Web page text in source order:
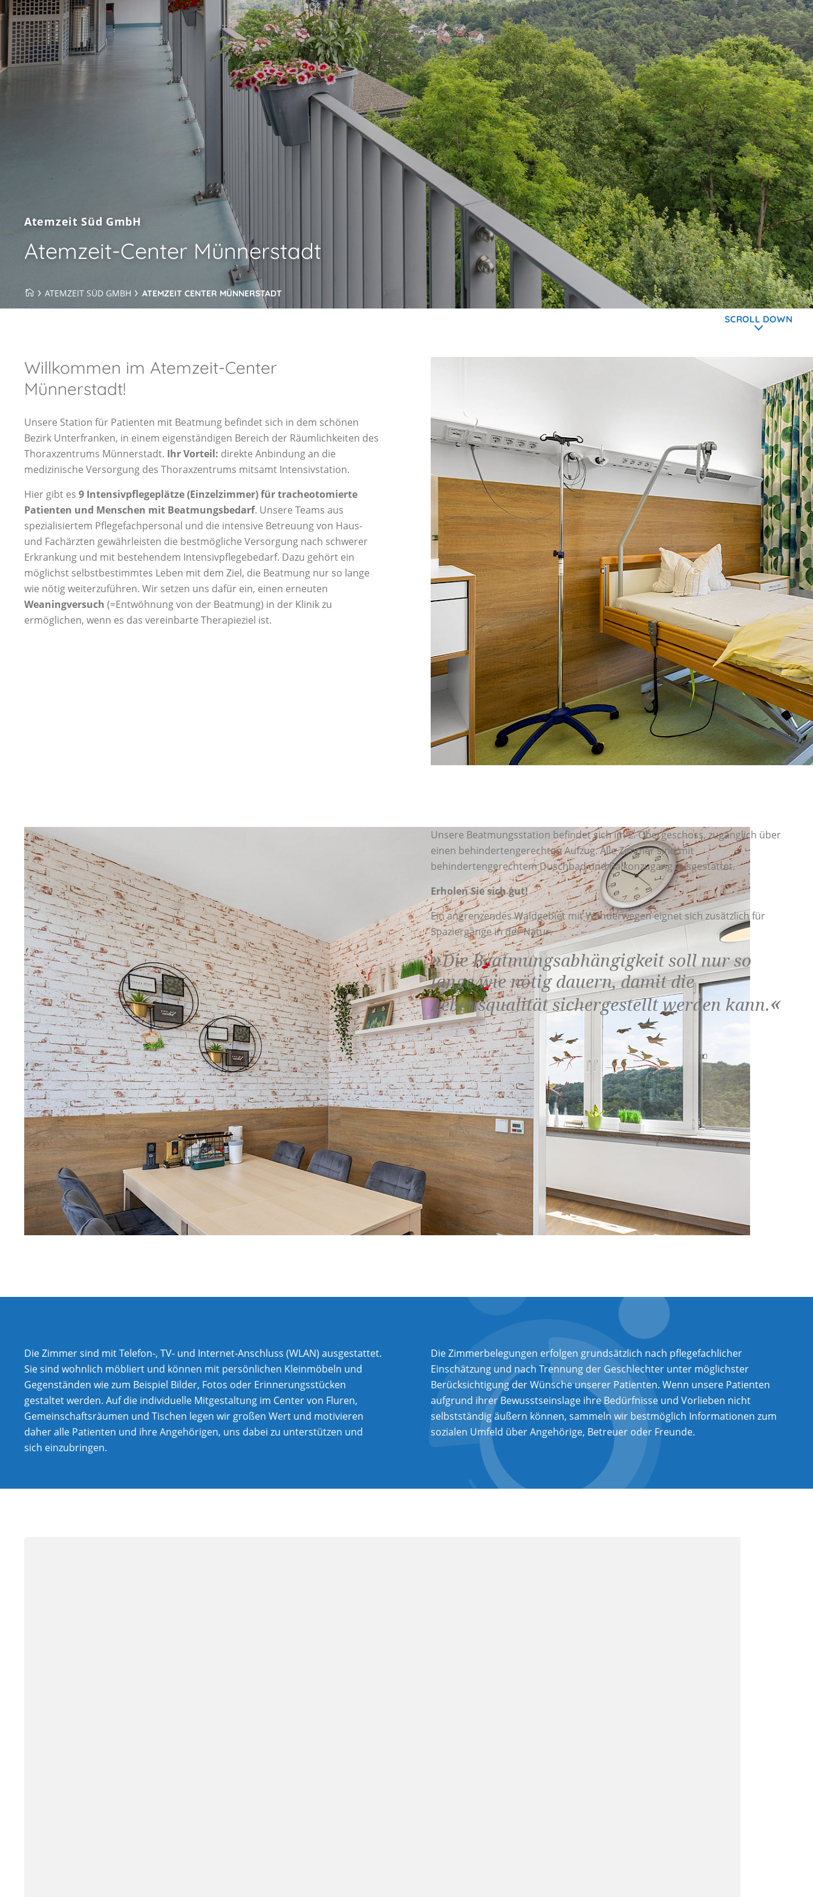
Kontakt
Atemzeit Süd GmbH
Atemzeit-Center Münnerstadt
ATEMZEIT SÜD GMBH ATEMZEIT CENTER MÜNNERSTADT
Willkommen im Atemzeit-Center
Münnerstadt!
Unsere Station für Patienten mit Beatmung befindet sich in dem schönen
Bezirk Unterfranken, in einem eigenständigen Bereich der Räumlichkeiten des
Thoraxzentrums Münnerstadt. Ihr Vorteil: direkte Anbindung an die
medizinische Versorgung des Thoraxzentrums mitsamt Intensivstation.
Hier gibt es 9 Intensivpflegeplätze (Einzelzimmer) für tracheotomierte
Patienten und Menschen mit Beatmungsbedarf. Unsere Teams aus
spezialisiertem Pflegefachpersonal und die intensive Betreuung von Haus-
und Fachärzten gewährleisten die bestmögliche Versorgung nach schwerer
Erkrankung und mit bestehendem Intensivpflegebedarf. Dazu gehört ein
möglichst selbstbestimmtes Leben mit dem Ziel, die Beatmung nur so lange
wie nötig weiterzuführen. Wir setzen uns dafür ein, einen erneuten
Weaningversuch (=Entwöhnung von der Beatmung) in der Klinik zu
ermöglichen, wenn es das vereinbarte Therapieziel ist.
Unsere Beatmungsstation befindet sich im 2. Obergeschoss, zugänglich über
einen behindertengerechten Aufzug. Alle Zimmer sind mit
behindertengerechtem Duschbad und Balkonzugang ausgestattet.
Erholen Sie sich gut!
Ein angrenzendes Waldgebiet mit Wanderwegen eignet sich zusätzlich für
Spaziergänge in der Natur.
Die Beatmungsabhängigkeit soll nur so
lange wie nötig dauern, damit die
Lebensqualität sichergestellt werden kann.
Die Zimmer sind mit Telefon-, TV- und Internet-Anschluss (WLAN) ausgestattet.
Sie sind wohnlich möbliert und können mit persönlichen Kleinmöbeln und
Gegenständen wie zum Beispiel Bilder, Fotos oder Erinnerungsstücken
gestaltet werden. Auf die individuelle Mitgestaltung im Center von Fluren,
Gemeinschaftsräumen und Tischen legen wir großen Wert und motivieren
daher alle Patienten und ihre Angehörigen, uns dabei zu unterstützen und
sich einzubringen.
Die Zimmerbelegungen erfolgen grundsätzlich nach pflegefachlicher
Einschätzung und nach Trennung der Geschlechter unter möglichster
Berücksichtigung der Wünsche unserer Patienten. Wenn unsere Patienten
aufgrund ihrer Bewusstseinslage ihre Bedürfnisse und Vorlieben nicht
selbstständig äußern können, sammeln wir bestmöglich Informationen zum
sozialen Umfeld über Angehörige, Betreuer oder Freunde.